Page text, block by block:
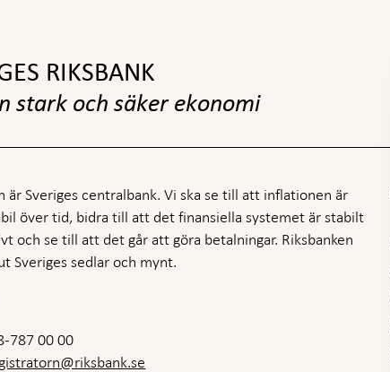
RIKSBANK
stark och säker ekonomi
är Sveriges centralbank. Vi ska se till att inflationen är
över tid, bidra till att det finansiella systemet är stabilt
och se till att det går att göra betalningar. Riksbanken
Sveriges sedlar och mynt.
787 00 00